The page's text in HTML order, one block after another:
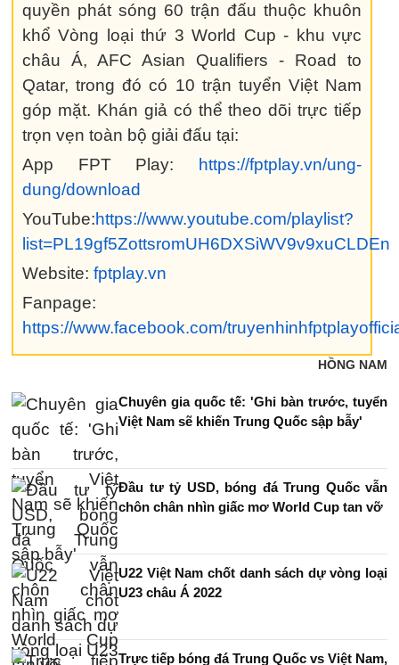
quyền phát sóng 60 trận đấu thuộc khuôn
khổ Vòng loại thứ 3 World Cup - khu vực
châu Á, AFC Asian Qualifiers - Road to
Qatar, trong đó có 10 trận tuyển Việt Nam
góp mặt. Khán giả có thể theo dõi trực tiếp
trọn vẹn toàn bộ giải đấu tại:
App FPT Play:
https://fptplay.vn/ung-
dung/download
YouTube:https://www.youtube.com/playlist?
list=PL19gf5ZottsromUH6DXSiWV9v9xuCLDEn
Website: fptplay.vn
Fanpage:
https://www.facebook.com/
HỒNG NAM
Chuyên gia quốc tế: 'Ghi bàn trước, tuyển
Việt Nam sẽ khiến Trung Quốc sập bẫy'
Đầu tư tỷ USD, bóng đá Trung Quốc vẫn
chôn chân nhìn giấc mơ World Cup tan vỡ
U22 Việt Nam chốt danh sách dự vòng loại
U23 châu Á 2022
Trực tiếp bóng đá Trung Quốc vs Việt Nam,